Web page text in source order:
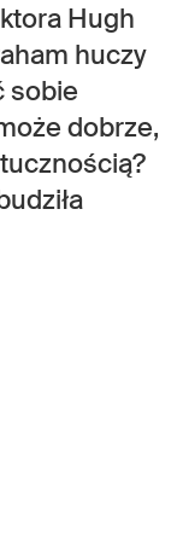
Hugh
huczy
sobie
dobrze,